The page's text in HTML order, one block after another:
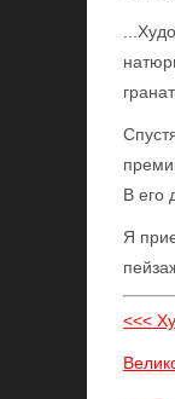
В его
Я
<<<